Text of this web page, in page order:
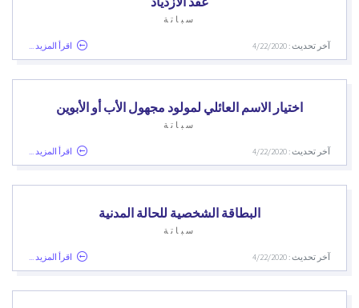
سباتة
آخر تحديث : 4/22/2020 اقرأ المزيد ...
اختيار الاسم العائلي لمولود مجهول الأب أو الأبوين
سباتة
آخر تحديث : 4/22/2020 اقرأ المزيد ...
البطاقة الشخصية للحالة المدنية
سباتة
آخر تحديث : 4/22/2020 اقرأ المزيد ...